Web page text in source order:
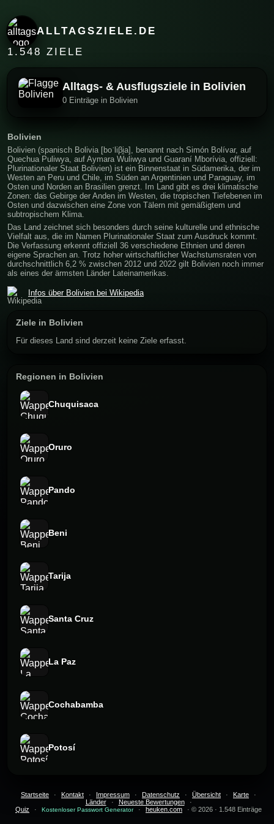
ALLTAGSZIELE.DE
1.548 ZIELE
Alltags- & Ausflugsziele in Bolivien
0 Einträge in Bolivien
Bolivien
Bolivien (spanisch Bolivia [boˈliβi̯a], benannt nach Simón Bolívar, auf
Quechua Puliwya, auf Aymara Wuliwya und Guaraní Mborívia, offiziell:
Plurinationaler Staat Bolivien) ist ein Binnenstaat in Südamerika, der im
Westen an Peru und Chile, im Süden an Argentinien und Paraguay, im
Osten und Norden an Brasilien grenzt. Im Land gibt es drei klimatische
Zonen: das Gebirge der Anden im Westen, die tropischen Tiefebenen im
Osten und dazwischen eine Zone von Tälern mit gemäßigtem und
subtropischem Klima.
Das Land zeichnet sich besonders durch seine kulturelle und ethnische
Vielfalt aus, die im Namen Plurinationaler Staat zum Ausdruck kommt.
Die Verfassung erkennt offiziell 36 verschiedene Ethnien und deren
eigene Sprachen an. Trotz hoher wirtschaftlicher Wachstumsraten von
durchschnittlich 6,2 % zwischen 2012 und 2022 gilt Bolivien noch immer
als eines der ärmsten Länder Lateinamerikas.
Infos über Bolivien bei Wikipedia
Ziele in Bolivien
Für dieses Land sind derzeit keine Ziele erfasst.
Regionen in Bolivien
Chuquisaca
Oruro
Pando
Beni
Tarija
Santa Cruz
La Paz
Cochabamba
Potosí
Startseite · Kontakt · Impressum · Datenschutz · Übersicht · Karte
·
Länder
· Neueste Bewertungen
·
Quiz
· Kostenloser Passwort Generator · heuken.com · © 2026 · 1.548 Einträge